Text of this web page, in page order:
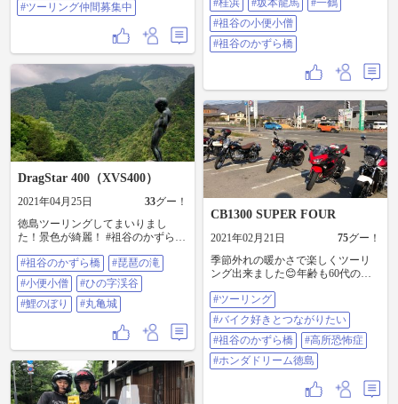
#ツーリング仲間募集中
見て 夜はひろめ市場に。。。 ２日
目は桂浜行って 四国カルストへ。
四国カルストが壮大すぎて なんと
も言えない感情に(*´-`) 今回は車で
行ったけど 次は絶対バイクでくる
からねって 牛と約束しまし
た！！！笑 帰りに香川の一鶴ご馳
走してもらって 帰宅しました
(๑˃̵ᴗ˂̵) 自分の知らない世界があり
すぎて 感情に着いていけず なんだ
か切なくなった。 これからもっと
自分の知らない土地や場所に行き
たいなって 思いました！！ #ひろ
め市場 #四国カルスト #桂浜 #坂本
龍馬 #一鶴 #祖谷の小便小僧 #祖谷
のかずら橋
#桂浜
#坂本龍馬
#一鶴
#祖谷の小便小僧
#祖谷のかずら橋
DragStar 400（XVS400）
2021年04月25日 33グー！
徳島ツーリングしてまいりまし
た！景色が綺麗！ #祖谷のかずら橋
鯉のぼり #丸亀城
#祖谷のかずら橋
#琵琶の滝
#小便小僧
#ひの字渓谷
#鯉のぼり
#丸亀城
CB1300 SUPER FOUR
2021年02月21日 75グー！
季節外れの暖かさで楽しくツーリ
ング出来ました😊年齢も60代のベ
ティに富んで最高でした。かずら
橋は架け替え中で渡れませんでし
たがみんなで走れた事が一番で
す。もっと暖かくなって欲しいで
すね😊 #ツーリング #バイク好きと
つながりたい #祖谷のかずら橋 #高
所恐怖症 #ホンダドリーム徳島
#ツーリング
#バイク好きとつながりたい
#祖谷のかずら橋
#高所恐怖症
#ホンダドリーム徳島